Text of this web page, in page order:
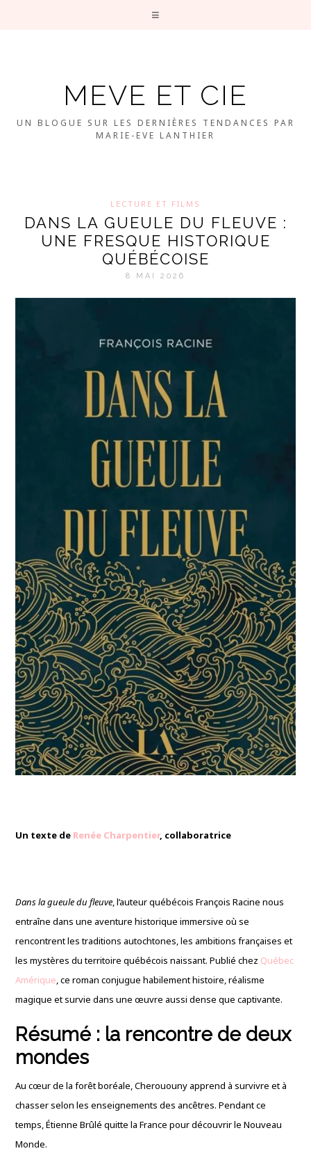
MEVE ET CIE
UN BLOGUE SUR LES DERNIÈRES TENDANCES PAR
MARIE-EVE LANTHIER
LECTURE ET FILMS
DANS LA GUEULE DU FLEUVE :
UNE FRESQUE HISTORIQUE
QUÉBÉCOISE
8 MAI 2026
Un texte de Renée Charpentier, collaboratrice
Dans la gueule du fleuve, l’auteur québécois François Racine nous
entraîne dans une aventure historique immersive où se
rencontrent les traditions autochtones, les ambitions françaises et
les mystères du territoire québécois naissant. Publié chez Québec
Amérique, ce roman conjugue habilement histoire, réalisme
magique et survie dans une œuvre aussi dense que captivante.
Résumé : la rencontre de deux
mondes
Au cœur de la forêt boréale, Cherououny apprend à survivre et à
chasser selon les enseignements des ancêtres. Pendant ce
temps, Étienne Brûlé quitte la France pour découvrir le Nouveau
Monde.